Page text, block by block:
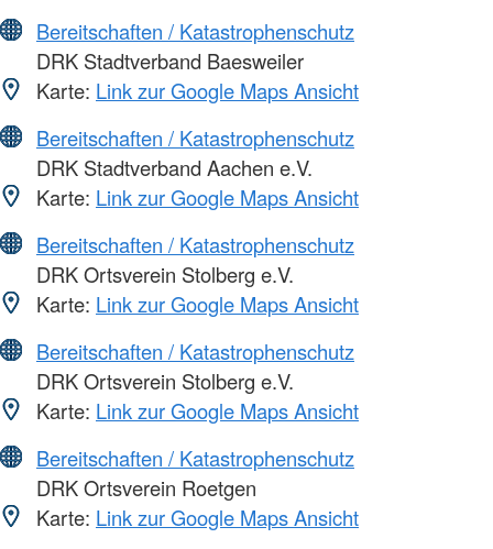
Bereitschaften / Katastrophenschutz
DRK Stadtverband Baesweiler
Karte: Link zur Google Maps Ansicht
Bereitschaften / Katastrophenschutz
DRK Stadtverband Aachen e.V.
Karte: Link zur Google Maps Ansicht
Bereitschaften / Katastrophenschutz
DRK Ortsverein Stolberg e.V.
Karte: Link zur Google Maps Ansicht
Bereitschaften / Katastrophenschutz
DRK Ortsverein Stolberg e.V.
Karte: Link zur Google Maps Ansicht
Bereitschaften / Katastrophenschutz
DRK Ortsverein Roetgen
Karte: Link zur Google Maps Ansicht